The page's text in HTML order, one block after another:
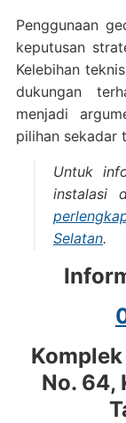
Penggunaan
keputusan
Kelebihan
dukungan
menjadi
pilihan sekadar
Untuk
instalasi
Selatan.
Komplek
No. 64,